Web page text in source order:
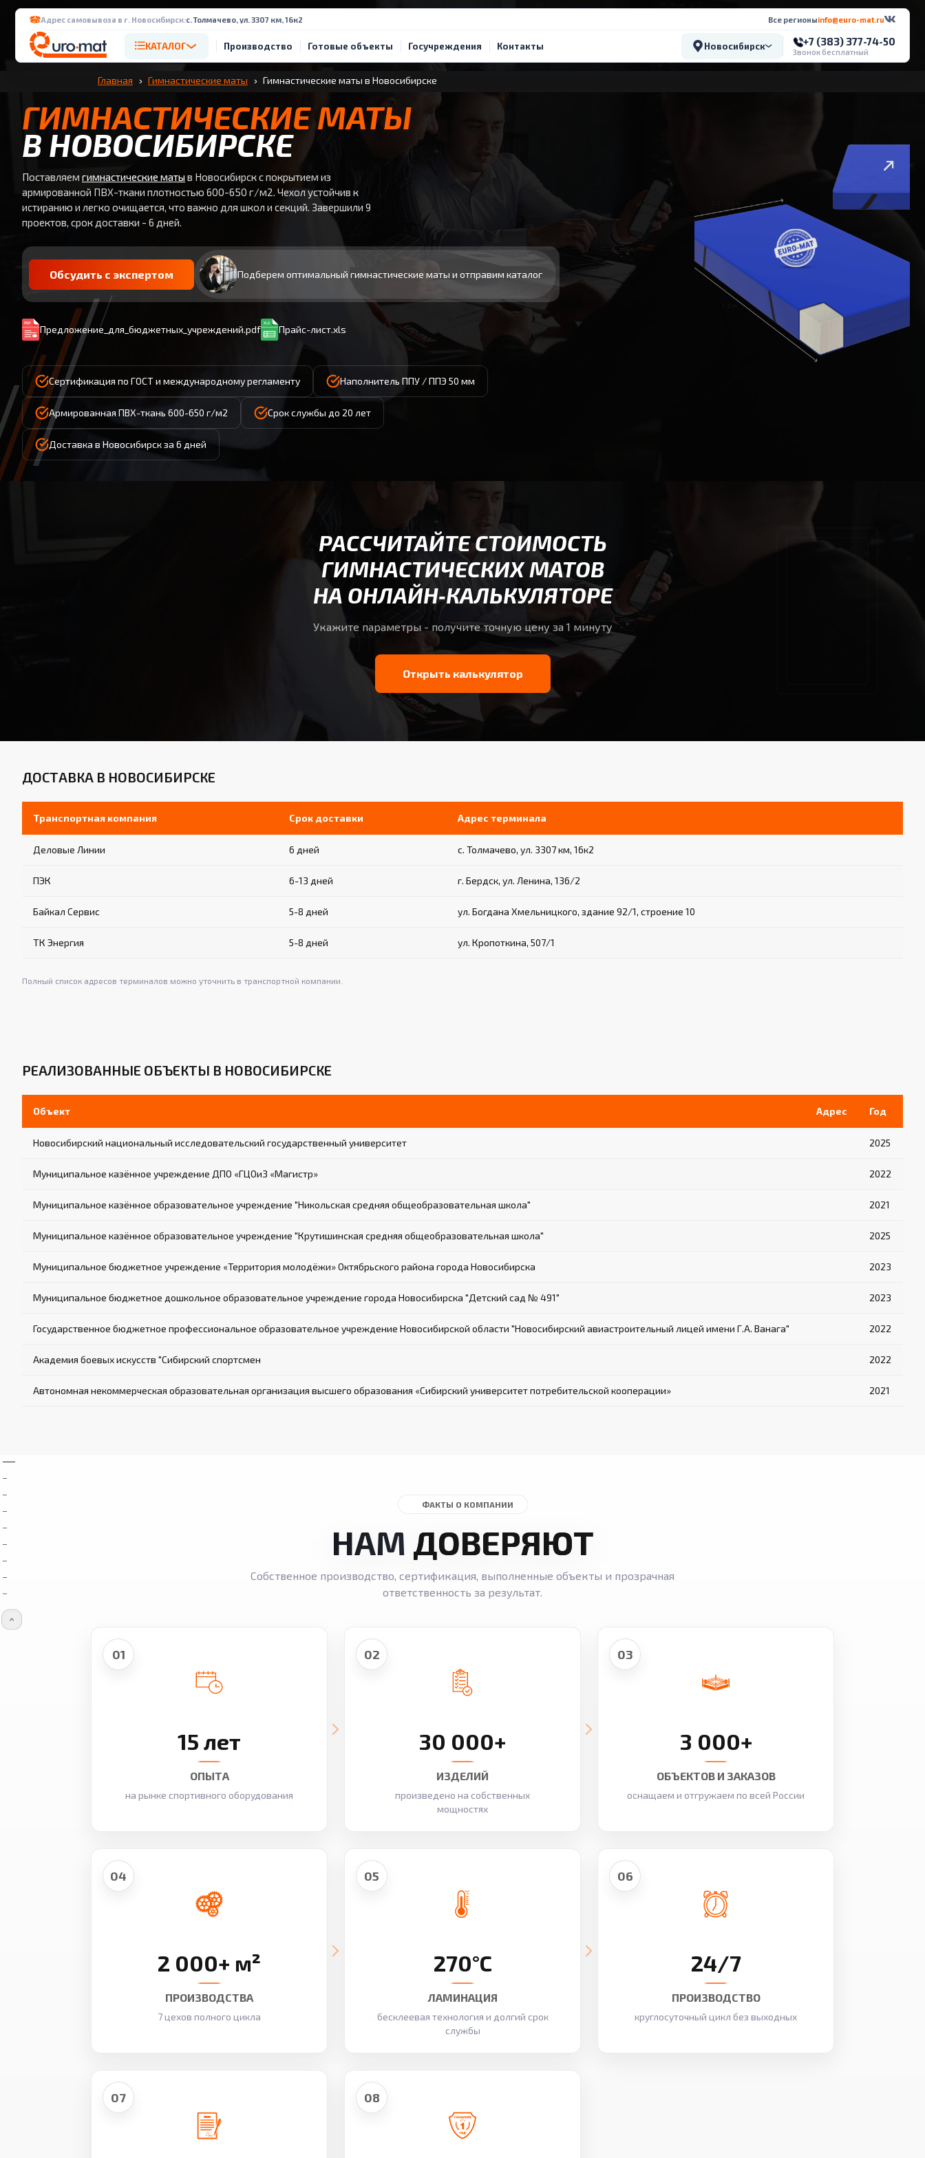
Адрес самовывоза в г. Новосибирск:с. Толмачево, ул. 3307 км, 16к2 Все регионыinfo@euro-mat.ru
КАТАЛОГ Производство Готовые объекты Госучреждения Контакты Новосибирск +7 (383) 377-74-50
Звонок бесплатный
Главная Гимнастические маты Гимнастические маты в Новосибирске
ГИМНАСТИЧЕСКИЕ МАТЫ
В НОВОСИБИРСКЕ
Поставляем гимнастические маты в Новосибирск с покрытием из
армированной ПВХ-ткани плотностью 600-650 г/м2. Чехол устойчив к
истиранию и легко очищается, что важно для школ и секций. Завершили 9
проектов, срок доставки - 6 дней.
Обсудить с экспертом Подберем оптимальный гимнастические маты и отправим каталог
Предложение_для_бюджетных_учреждений.pdf Прайс-лист.xls
Сертификация по ГОСТ и международному регламенту Наполнитель ППУ / ППЭ 50 мм
Армированная ПВХ-ткань 600-650 г/м2 Срок службы до 20 лет
Доставка в Новосибирск за 6 дней
РАССЧИТАЙТЕ СТОИМОСТЬ
ГИМНАСТИЧЕСКИХ МАТОВ
НА ОНЛАЙН‑КАЛЬКУЛЯТОРЕ
Укажите параметры - получите точную цену за 1 минуту
Открыть калькулятор
ДОСТАВКА В НОВОСИБИРСКЕ
Транспортная компания Срок доставки Адрес терминала
Деловые Линии 6 дней с. Толмачево, ул. 3307 км, 16к2
ПЭК 6-13 дней г. Бердск, ул. Ленина, 136/2
Байкал Сервис 5-8 дней ул. Богдана Хмельницкого, здание 92/1, строение 10
ТК Энергия 5-8 дней ул. Кропоткина, 507/1
Полный список адресов терминалов можно уточнить в транспортной компании.
РЕАЛИЗОВАННЫЕ ОБЪЕКТЫ В НОВОСИБИРСКЕ
Объект Адрес Год
Новосибирский национальный исследовательский государственный университет 2025
Муниципальное казённое учреждение ДПО «ГЦОиЗ «Магистр» 2022
Муниципальное казённое образовательное учреждение "Никольская средняя общеобразовательная школа" 2021
Муниципальное казённое образовательное учреждение "Крутишинская средняя общеобразовательная школа" 2025
Муниципальное бюджетное учреждение «Территория молодёжи» Октябрьского района города Новосибирска 2023
Муниципальное бюджетное дошкольное образовательное учреждение города Новосибирска "Детский сад № 491" 2023
Государственное бюджетное профессиональное образовательное учреждение Новосибирской области "Новосибирский авиастроительный лицей имени Г.А. Ванага" 2022
Академия боевых искусств "Сибирский спортсмен 2022
Автономная некоммерческая образовательная организация высшего образования «Сибирский университет потребительской кооперации» 2021
ФАКТЫ О КОМПАНИИ
НАМ ДОВЕРЯЮТ
Собственное производство, сертификация, выполненные объекты и прозрачная
ответственность за результат.
01
15 лет
ОПЫТА
на рынке спортивного оборудования
02
30 000+
ИЗДЕЛИЙ
произведено на собственных
мощностях
03
3 000+
ОБЪЕКТОВ И ЗАКАЗОВ
оснащаем и отгружаем по всей России
04
2 000+ м²
ПРОИЗВОДСТВА
7 цехов полного цикла
05
270°C
ЛАМИНАЦИЯ
бесклеевая технология и долгий срок
службы
06
24/7
ПРОИЗВОДСТВО
круглосуточный цикл без выходных
07 08